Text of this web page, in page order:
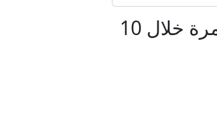
المبارك: غوارديولا فكّر في الاستقالة من مانشستر سيتي 100 مرة خلال 10